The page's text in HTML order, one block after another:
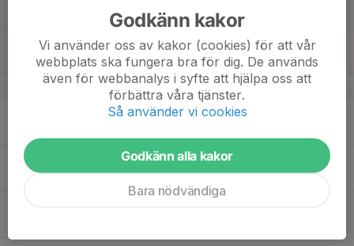
v.47
17
Godkänn kakor
Vi använder oss av kakor (cookies) för att vår
webbplats ska fungera bra för dig. De används
även för webbanalys i syfte att hjälpa oss att
förbättra våra tjänster.
Så använder vi cookies
Godkänn alla kakor
Bara nödvändiga